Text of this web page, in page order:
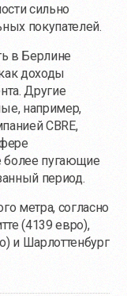
сильно
покупателей.
в Берлине
доходы
Другие
например,
CBRE,
пугающие
период.
метра, согласно
(4139 евро),
и Шарлоттенбург